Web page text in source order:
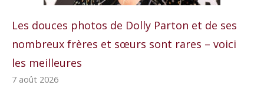
Les douces photos de Dolly Parton et de ses
nombreux frères et sœurs sont rares – voici
les meilleures
7 août 2026